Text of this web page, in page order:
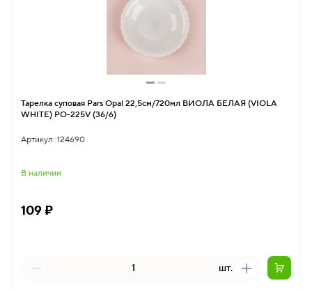
Тарелка суповая Pars Opal 22,5см/720мл ВИОЛА БЕЛАЯ (VIOLA
WHITE) PO-225V (36/6)
Артикул: 124690
В наличии
109 ₽
шт.